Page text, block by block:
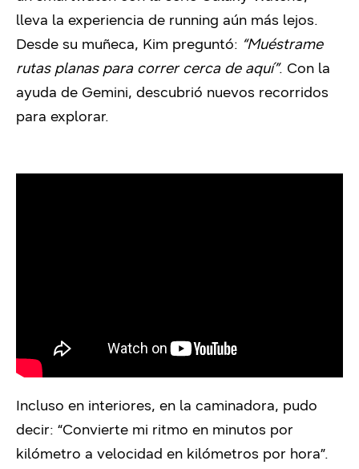
lleva la experiencia de running aún más lejos.
Desde su muñeca, Kim preguntó: “Muéstrame
rutas planas para correr cerca de aquí”. Con la
ayuda de Gemini, descubrió nuevos recorridos
para explorar.
Incluso en interiores, en la caminadora, pudo
decir: “Convierte mi ritmo en minutos por
kilómetro a velocidad en kilómetros por hora”.